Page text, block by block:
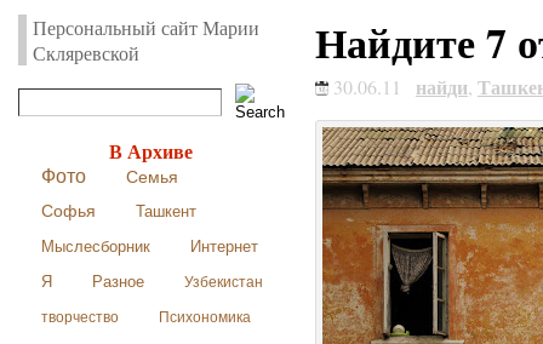
Персональный сайт Марии
Скляревской
В Архиве
Фото Семья
Софья
Ташкент
Мыслесборник
Интернет
Я Разное Узбекистан
творчество Психономика
Найдите 7
30.06.11 найди,